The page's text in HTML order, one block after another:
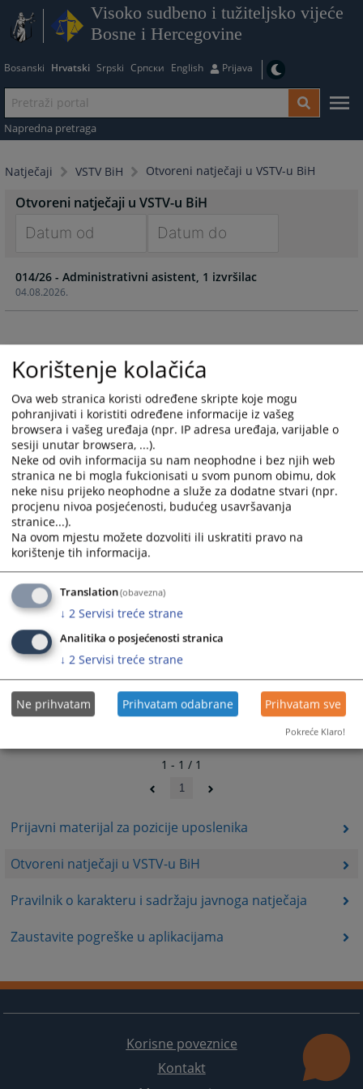
Visoko sudbeno i tužiteljsko vijeće
Bosne i Hercegovine
Bosanski Hrvatski Srpski Српски English Prijava
Napredna pretraga
Natječaji VSTV BiH Otvoreni natječaji u VSTV-u BiH
Prijavni materijal za pozicije uposlenika
Otvoreni natječaji u VSTV-u BiH
Pravilnik o karakteru i sadržaju javnoga natječaja
Zaustavite pogreške u aplikacijama
Otvoreni natječaji u VSTV-u BiH
forward
to
interact
the
calendar
select
a
date.
Press
the
question
mark
key
to
get
the
keyboard
shortcuts
for
changing
forward
interact
the
calendar
select
a
date.
Press
the
question
mark
to
get
keyboard
shortcuts
for
changing
dates.
04.08.2026.
014/26 - Administrativni asistent, 1 izvršilac
1 - 1 / 1
1
Korisne poveznice
Kontakt
Korištenje kolačića
Ova web stranica koristi određene skripte koje mogu
pohranjivati i koristiti određene informacije iz vašeg
browsera i vašeg uređaja (npr. IP adresa uređaja, varijable o
sesiji unutar browsera, ...).
Neke od ovih informacija su nam neophodne i bez njih web
stranica ne bi mogla fukcionisati u svom punom obimu, dok
neke nisu prijeko neophodne a služe za dodatne stvari (npr.
procjenu nivoa posjećenosti, budućeg usavršavanja
stranice...).
Na ovom mjestu možete dozvoliti ili uskratiti pravo na
korištenje tih informacija.
Translation(obavezna)
↓ 2 Servisi treće strane
Analitika o posjećenosti stranica
↓ 2 Servisi treće strane
Ne prihvatam Prihvatam odabrane Prihvatam sve
Pokreće Klaro!